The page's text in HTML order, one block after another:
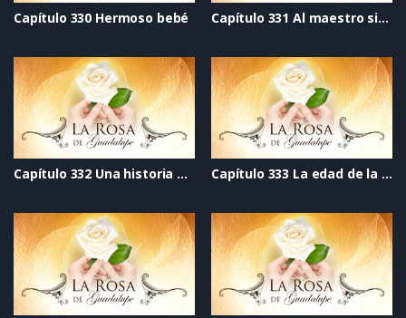
Capítulo 330 Hermoso bebé Capítulo 331 Al maestro sin cariño
Capítulo 332 Una historia de amor Capítulo 333 La edad de la inocencia